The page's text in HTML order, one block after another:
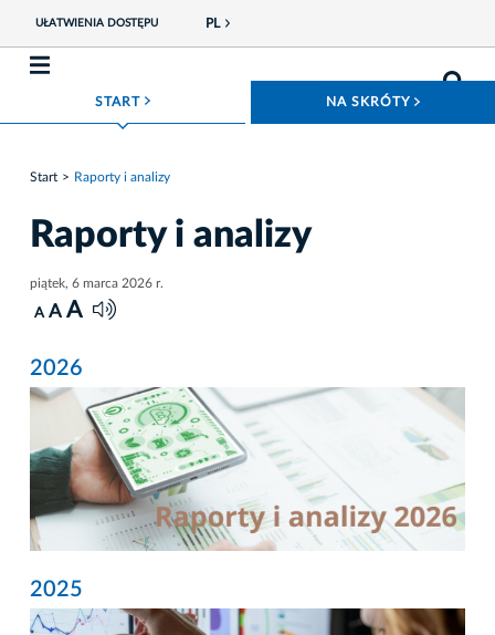
UŁATWIENIA DOSTĘPU PL
START ROZWIŃ MENU NA SKRÓTY
Start Raporty i analizy
Raporty i analizy
piątek, 6 marca 2026 r.
A A A
2026
2025